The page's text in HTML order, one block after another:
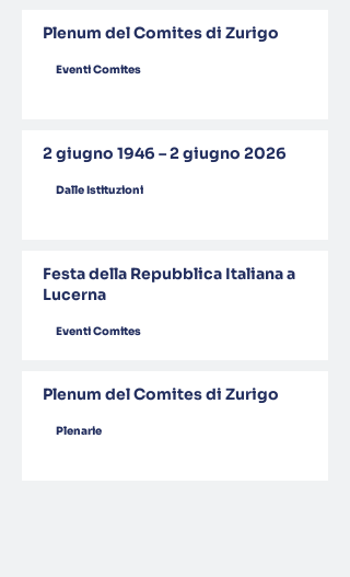
Plenum del Comites di Zurigo
Eventi Comites
2 giugno 1946 – 2 giugno 2026
Dalle Istituzioni
Festa della Repubblica Italiana a
Lucerna
Eventi Comites
Plenum del Comites di Zurigo
Plenarie